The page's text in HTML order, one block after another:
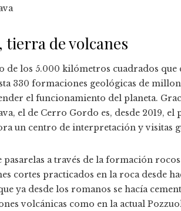
tierra de volcanes
de los 5.000 kilómetros cuadrados
330 formaciones geológicas de
el funcionamiento del planeta.
el de Cerro Gordo es, desde 2019,
un centro de interpretación y visitas
a través de la formación
cortes practicados en la roca desde
ya desde los romanos se hacía
volcánicas como en la actual